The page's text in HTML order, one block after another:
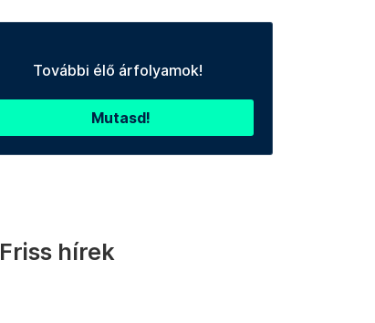
További élő árfolyamok!
Mutasd!
Friss hírek